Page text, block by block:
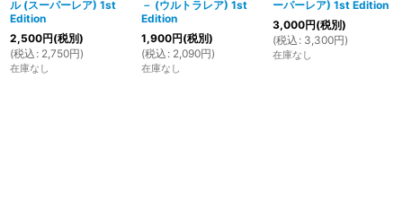
ル (スーパーレア) 1st
Edition
2,500円(税別)
(税込 : 2,750円)
在庫なし
－ (ウルトラレア) 1st
Edition
1,900円(税別)
(税込 : 2,090円)
在庫なし
ーパーレア) 1st Edition
3,000円(税別)
(税込 : 3,300円)
在庫なし